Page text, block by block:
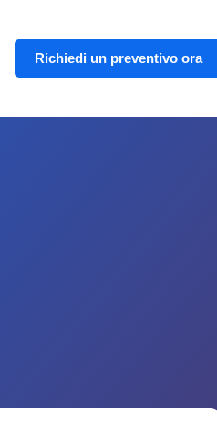
Richiedi un preventivo ora